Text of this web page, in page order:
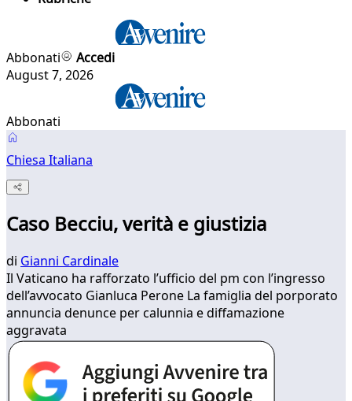
Abbonati
Accedi
August 7, 2026
Abbonati
Chiesa Italiana
Caso Becciu, verità e giustizia
di Gianni Cardinale
Il Vaticano ha rafforzato l’ufficio del pm con l’ingresso
dell’avvocato Gianluca Perone La famiglia del porporato
annuncia denunce per calunnia e diffamazione
aggravata